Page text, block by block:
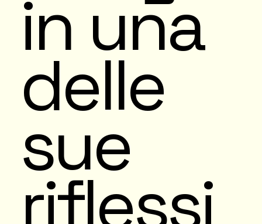
in una
delle
sue
riflessi